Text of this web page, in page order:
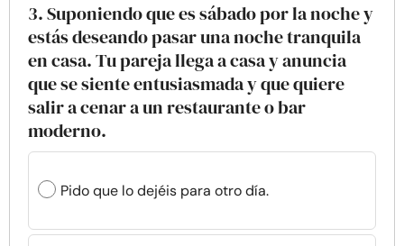
3. Suponiendo que es sábado por la noche y
estás deseando pasar una noche tranquila
en casa. Tu pareja llega a casa y anuncia
que se siente entusiasmada y que quiere
salir a cenar a un restaurante o bar
moderno.
Pido que lo dejéis para otro día.